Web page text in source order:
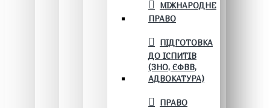
МІЖНАРОДНЕ
ПРАВО
ПІДГОТОВКА
ДО ІСПИТІВ
(ЗНО, ЄФВВ,
АДВОКАТУРА)
ПРАВО